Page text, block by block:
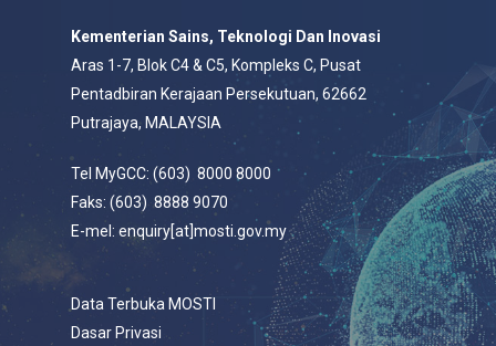
Kementerian Sains, Teknologi Dan Inovasi
Aras 1-7, Blok C4 & C5, Kompleks C, Pusat
Pentadbiran Kerajaan Persekutuan, 62662
Putrajaya, MALAYSIA
Tel MyGCC: (603) 8000 8000
Faks: (603) 8888 9070
E-mel: enquiry[at]mosti.gov.my
Data Terbuka MOSTI
Dasar Privasi